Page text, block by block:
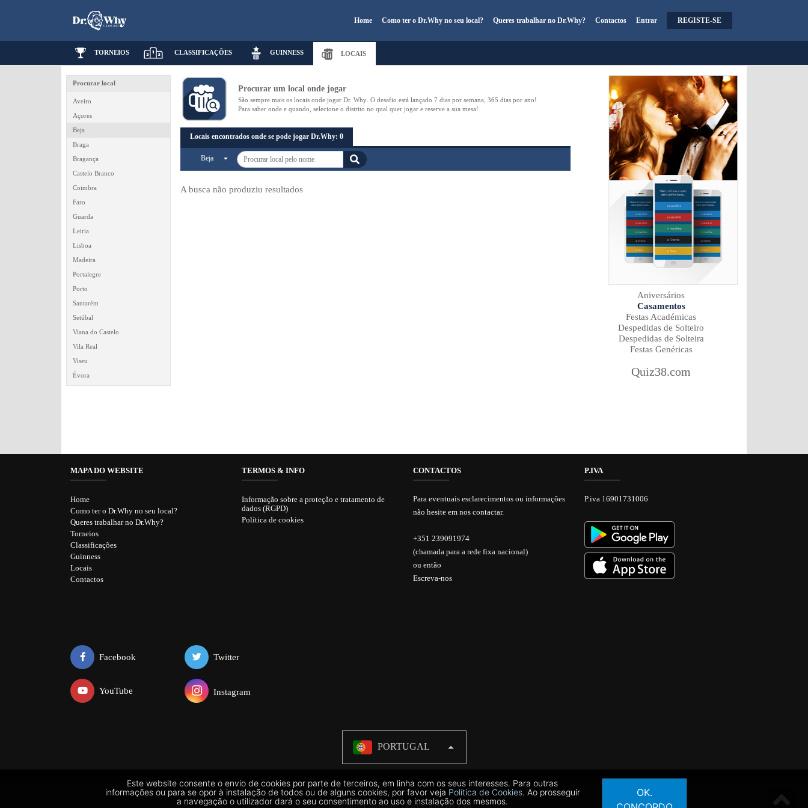
Home Como ter o Dr.Why no seu local? Queres trabalhar no Dr.Why? Contactos Entrar REGISTE-SE
TORNEIOS CLASSIFICAÇÕES GUINNESS LOCAIS
Procurar local
Aveiro
Açores
Beja
Braga
Bragança
Castelo Branco
Coimbra
Faro
Guarda
Leiria
Lisboa
Madeira
Portalegre
Porto
Santarém
Setúbal
Viana do Castelo
Vila Real
Viseu
Évora
Procurar um local onde jogar
São sempre mais os locais onde jogar Dr. Why . O desafio está lançado 7 dias por semana 365 dias por ano!
Para saber onde e quando , selecione o distrito no qual quer jogar e reserve a sua mesa!
Locais encontrados onde se pode jogar Dr.Why: 0
Beja
A busca não produziu resultados
Aniversários
Casamentos
Festas Académicas
Despedidas de Solteiro
Despedidas de Solteira
Festas Genéricas
Quiz38.com
MAPA DO WEBSITE
Home
Como ter o Dr.Why no seu local?
Queres trabalhar no Dr.Why?
Torneios
Classificações
Guinness
Locais
Contactos
TERMOS & INFO
Informação sobre a proteção e tratamento de
dados (RGPD)
Política de cookies
CONTACTOS
Para eventuais esclarecimentos ou informações
não hesite em nos contactar.
+351 239091974
(chamada para a rede fixa nacional)
ou então
Escreva-nos
P.IVA
P.iva 16901731006
Facebook
YouTube
Twitter
Instagram
PORTUGAL
© 2026 Copyright:DrWhyQuizLive.com
Este website consente o envio de cookies por parte de terceiros, em linha com os seus interesses. Para outras
informações ou para se opor à instalação de todos ou de alguns cookies, por favor veja Política de Cookies. Ao prosseguir
a navegação o utilizador dará o seu consentimento ao uso e instalação dos mesmos.
OK.